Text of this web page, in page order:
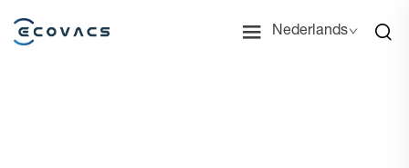
Nederlands